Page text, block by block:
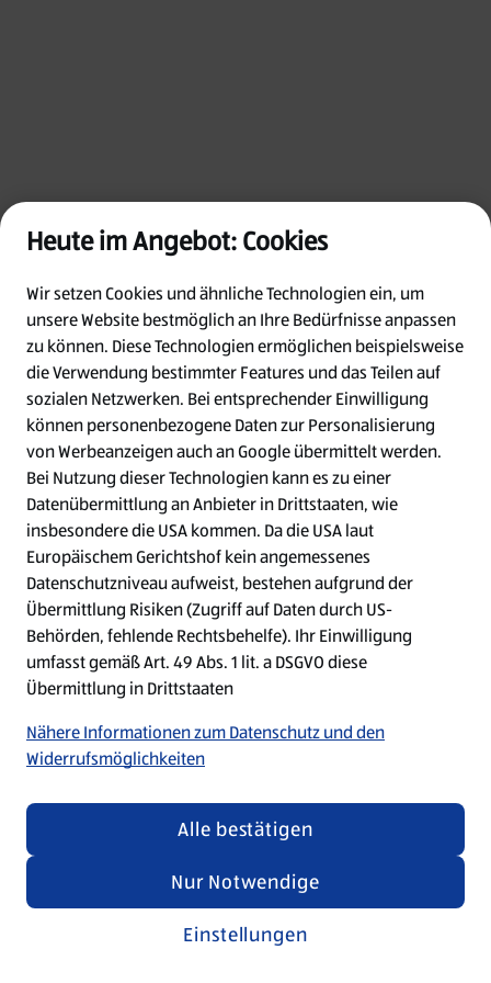
Oops!
Something went wrong. Please try refreshing
the app
Refresh
Heute im Angebot: Cookies
Wir setzen Cookies und ähnliche Technologien ein, um
unsere Website bestmöglich an Ihre Bedürfnisse anpassen
zu können. Diese Technologien ermöglichen beispielsweise
die Verwendung bestimmter Features und das Teilen auf
sozialen Netzwerken. Bei entsprechender Einwilligung
können personenbezogene Daten zur Personalisierung
von Werbeanzeigen auch an Google übermittelt werden.
Bei Nutzung dieser Technologien kann es zu einer
Datenübermittlung an Anbieter in Drittstaaten, wie
insbesondere die USA kommen. Da die USA laut
Europäischem Gerichtshof kein angemessenes
Datenschutzniveau aufweist, bestehen aufgrund der
Übermittlung Risiken (Zugriff auf Daten durch US-
Behörden, fehlende Rechtsbehelfe). Ihr Einwilligung
umfasst gemäß Art. 49 Abs. 1 lit. a DSGVO diese
Übermittlung in Drittstaaten
Nähere Informationen zum Datenschutz und den
Widerrufsmöglichkeiten
Einstellungen
Nur Notwendige
Alle bestätigen